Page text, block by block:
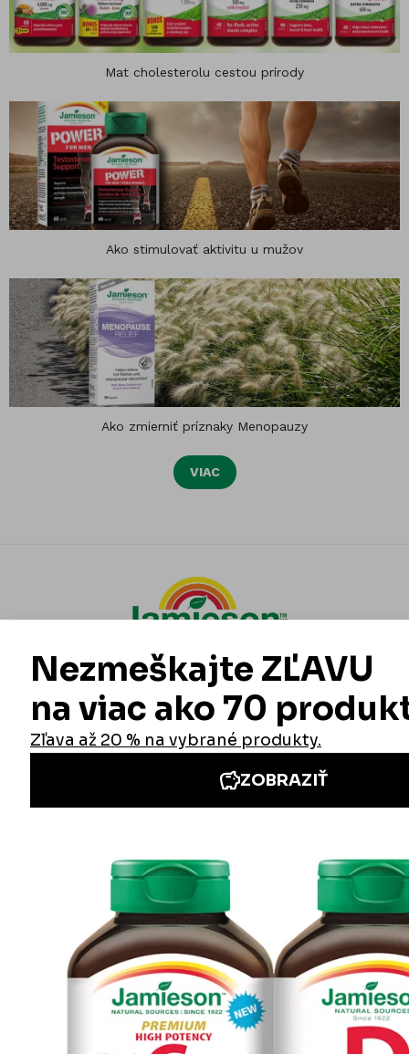
Mat cholesterolu cestou prírody
Ako stimulovať aktivitu u mužov
Ako zmierniť príznaky Menopauzy
VIAC
Iné stránky Jamieson
Prihlásenie do newslettra
Zadaním emailovej adresy a odoslaním formulára udeľujete svoj súhlas so
spracovaním osobných údajov na účely marketingu. Pre bližšie informácie
o spracovaní osobných údajov pozrite stránku Informácie o spracovaní